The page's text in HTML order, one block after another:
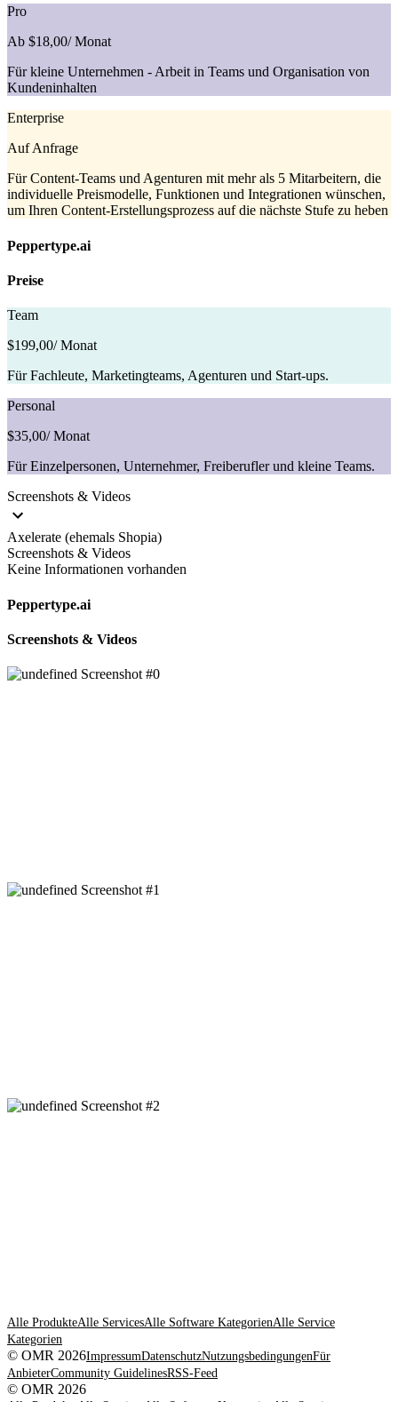
Pro
Ab $18,00/ Monat
Für kleine Unternehmen - Arbeit in Teams und Organisation von
Kundeninhalten
Enterprise
Auf Anfrage
Für Content-Teams und Agenturen mit mehr als 5 Mitarbeitern, die
individuelle Preismodelle, Funktionen und Integrationen wünschen,
um Ihren Content-Erstellungsprozess auf die nächste Stufe zu heben
Peppertype.ai
Preise
Team
$199,00/ Monat
Für Fachleute, Marketingteams, Agenturen und Start-ups.
Personal
$35,00/ Monat
Für Einzelpersonen, Unternehmer, Freiberufler und kleine Teams.
Screenshots & Videos
Axelerate (ehemals Shopia)
Screenshots & Videos
Keine Informationen vorhanden
Peppertype.ai
Screenshots & Videos
Alle ProdukteAlle ServicesAlle Software KategorienAlle Service
Kategorien
© OMR 2026ImpressumDatenschutzNutzungsbedingungenFür
AnbieterCommunity GuidelinesRSS-Feed
© OMR 2026